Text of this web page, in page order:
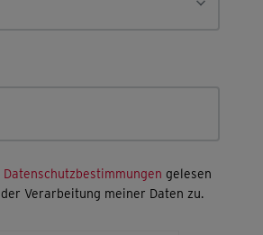
Datenschutzbestimmungen gelesen
Verarbeitung meiner Daten zu.